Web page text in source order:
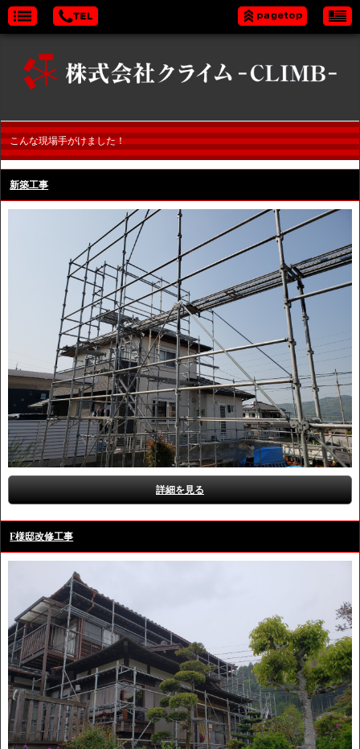
こんな現場手がけました！
新築工事
詳細を見る
F様邸改修工事